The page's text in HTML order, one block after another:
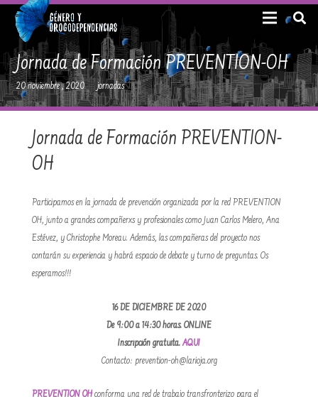
Jornada de Formación PREVENTION-OH
20 noviembre , 2020 jornadas
Jornada de Formación PREVENTION-
OH
Participamos en la jornada de prevención organizada por la red PREVENTION
OH, junto a grandes compañerxs y profesionales como Juan Carlos Melero, Ana
Estévez, y Christophe Moreau. Además, las compañeras del proyecto nos
contarán su experiencia y habrá espacio de debate y turno de preguntas. Os
esperamos!!!
16 DE DICIEMBRE DE 2020
De 9:00 a 14:30 horas. ONLINE
Inscripción gratuita.AQUI
Contacto: prevention-oh@larioja.org
PREVENTION OHconforma una red de trabajo transfronterizo para el